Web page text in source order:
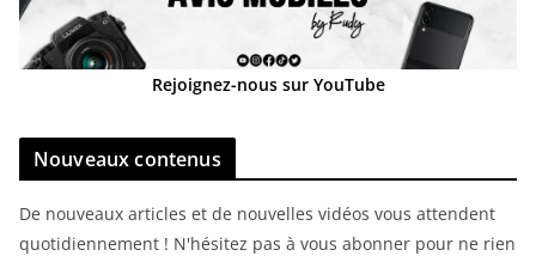
Rejoignez-nous sur YouTube
Nouveaux contenus
De nouveaux articles et de nouvelles vidéos vous attendent
quotidiennement ! N'hésitez pas à vous abonner pour ne rien